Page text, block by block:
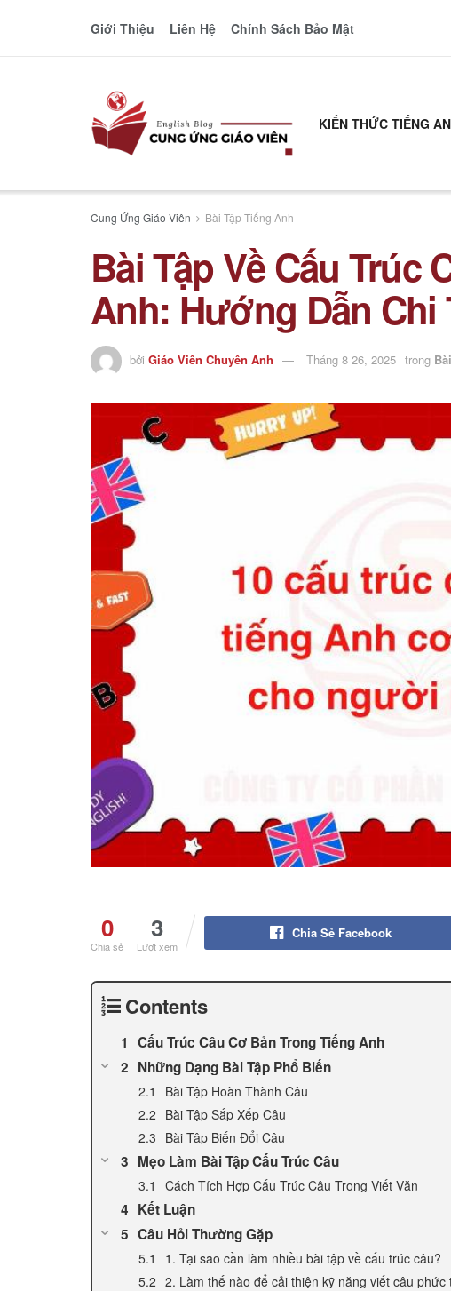
Giới Thiệu Liên Hệ Chính Sách Bảo Mật
KIẾN THỨC TIẾNG
Cung Ứng Giáo Viên Bài Tập Tiếng Anh
Bài Tập Về Cấu Trúc
Anh: Hướng Dẫn Chi
bởi Giáo Viên Chuyên Anh Tháng 8 26, 2025 trong
0
Chia sẻ
3
Lượt xem
Chia Sẻ Facebook
Contents
Cấu Trúc Câu Cơ Bản Trong Tiếng Anh
Những Dạng Bài Tập Phổ Biến
Bài Tập Hoàn Thành Câu
Bài Tập Sắp Xếp Câu
Bài Tập Biến Đổi Câu
Mẹo Làm Bài Tập Cấu Trúc Câu
Cách Tích Hợp Cấu Trúc Câu Trong Viết Văn
Kết Luận
Câu Hỏi Thường Gặp
1. Tại sao cần làm nhiều bài tập về cấu trúc câu?
2. Làm thế nào để cải thiện kỹ năng viết câu phức